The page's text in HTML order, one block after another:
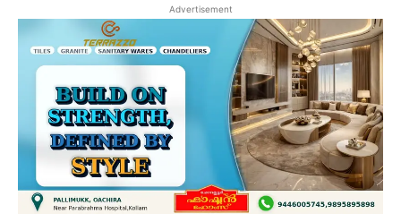
Advertisement